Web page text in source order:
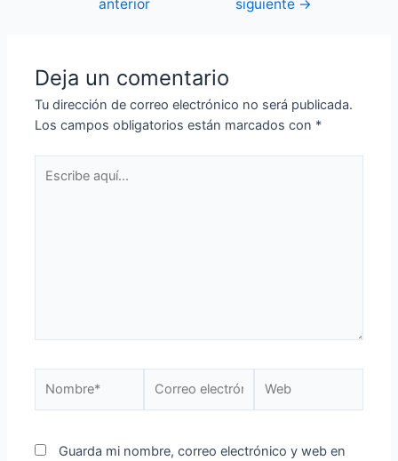
anterior siguiente →
Deja un comentario
Tu dirección de correo electrónico no será publicada.
Los campos obligatorios están marcados con *
Guarda mi nombre, correo electrónico y web en